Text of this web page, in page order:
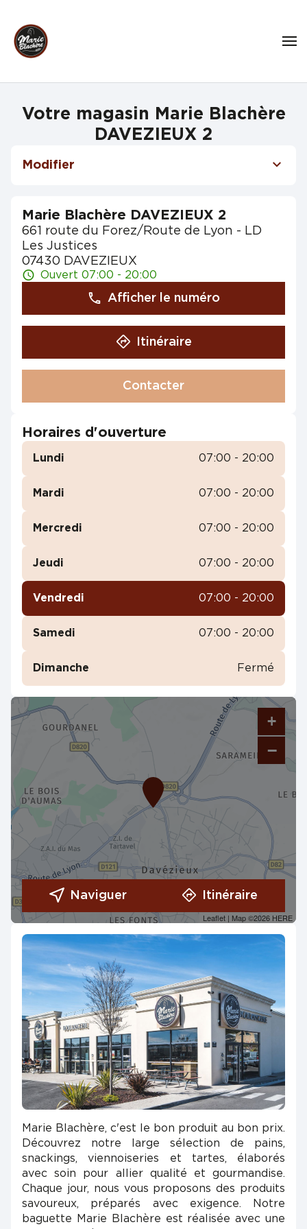
Votre magasin Marie Blachère
DAVEZIEUX 2
Modifier
Marie Blachère DAVEZIEUX 2
661 route du Forez/Route de Lyon - LD
Les Justices
07430 DAVEZIEUX
Ouvert 07:00 - 20:00
Afficher le numéro
Itinéraire
Contacter
Horaires d'ouverture
Lundi 07:00 - 20:00
Mardi 07:00 - 20:00
Mercredi 07:00 - 20:00
Jeudi 07:00 - 20:00
Vendredi 07:00 - 20:00
Samedi 07:00 - 20:00
Dimanche Fermé
+
−
Leaflet | Map ©2026 HERE
Naviguer Itinéraire
Marie Blachère, c'est le bon produit au bon prix.
Découvrez notre large sélection de pains,
snackings, viennoiseries et tartes, élaborés
avec soin pour allier qualité et gourmandise.
Chaque jour, nous vous proposons des produits
savoureux, préparés avec exigence. Notre
baguette Marie Blachère est réalisée avec une